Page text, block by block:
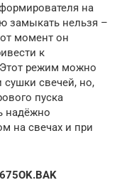
на
замыкать нельзя –
момент он
к
режим можно
сушки свечей, но,
пуска
надёжно
на свечах и при